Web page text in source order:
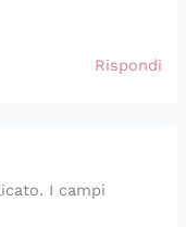
Rispondi
I campi